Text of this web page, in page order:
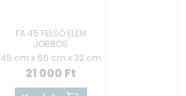
FA 45 FELSŐ ELEM
JOBBOS
45 cm x 60 cm x 32 cm
21 000 Ft